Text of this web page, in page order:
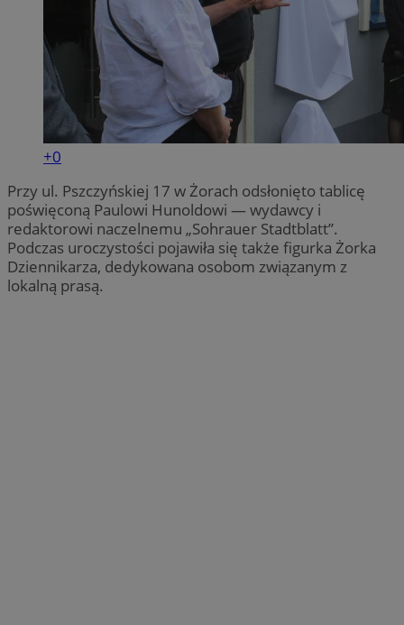
+0
Przy ul. Pszczyńskiej 17 w Żorach odsłonięto tablicę
poświęconą Paulowi Hunoldowi — wydawcy i
redaktorowi naczelnemu „Sohrauer Stadtblatt”.
Podczas uroczystości pojawiła się także figurka Żorka
Dziennikarza, dedykowana osobom związanym z
lokalną prasą.